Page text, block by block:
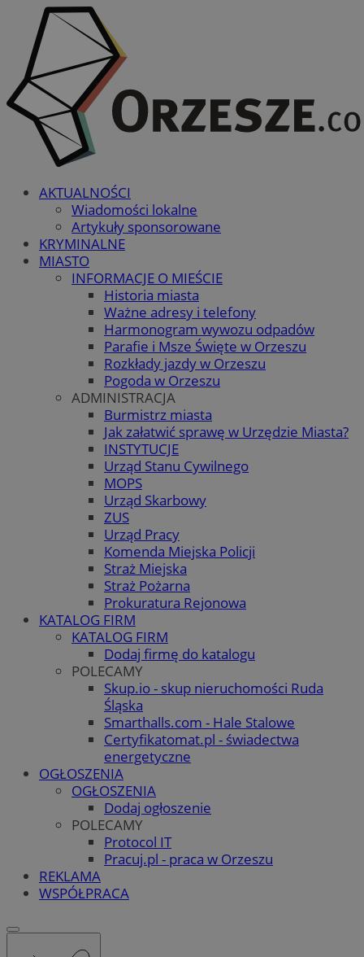
AKTUALNOŚCI
Wiadomości lokalne
Artykuły sponsorowane
KRYMINALNE
MIASTO
INFORMACJE O MIEŚCIE
Historia miasta
Ważne adresy i telefony
Harmonogram wywozu odpadów
Parafie i Msze Święte w Orzeszu
Rozkłady jazdy w Orzeszu
Pogoda w Orzeszu
ADMINISTRACJA
Burmistrz miasta
Jak załatwić sprawę w Urzędzie Miasta?
INSTYTUCJE
Urząd Stanu Cywilnego
MOPS
Urząd Skarbowy
ZUS
Urząd Pracy
Komenda Miejska Policji
Straż Miejska
Straż Pożarna
Prokuratura Rejonowa
KATALOG FIRM
KATALOG FIRM
Dodaj firmę do katalogu
POLECAMY
Skup.io - skup nieruchomości Ruda
Śląska
Smarthalls.com - Hale Stalowe
Certyfikatomat.pl - świadectwa
energetyczne
OGŁOSZENIA
OGŁOSZENIA
Dodaj ogłoszenie
POLECAMY
Protocol IT
Pracuj.pl - praca w Orzeszu
REKLAMA
WSPÓŁPRACA